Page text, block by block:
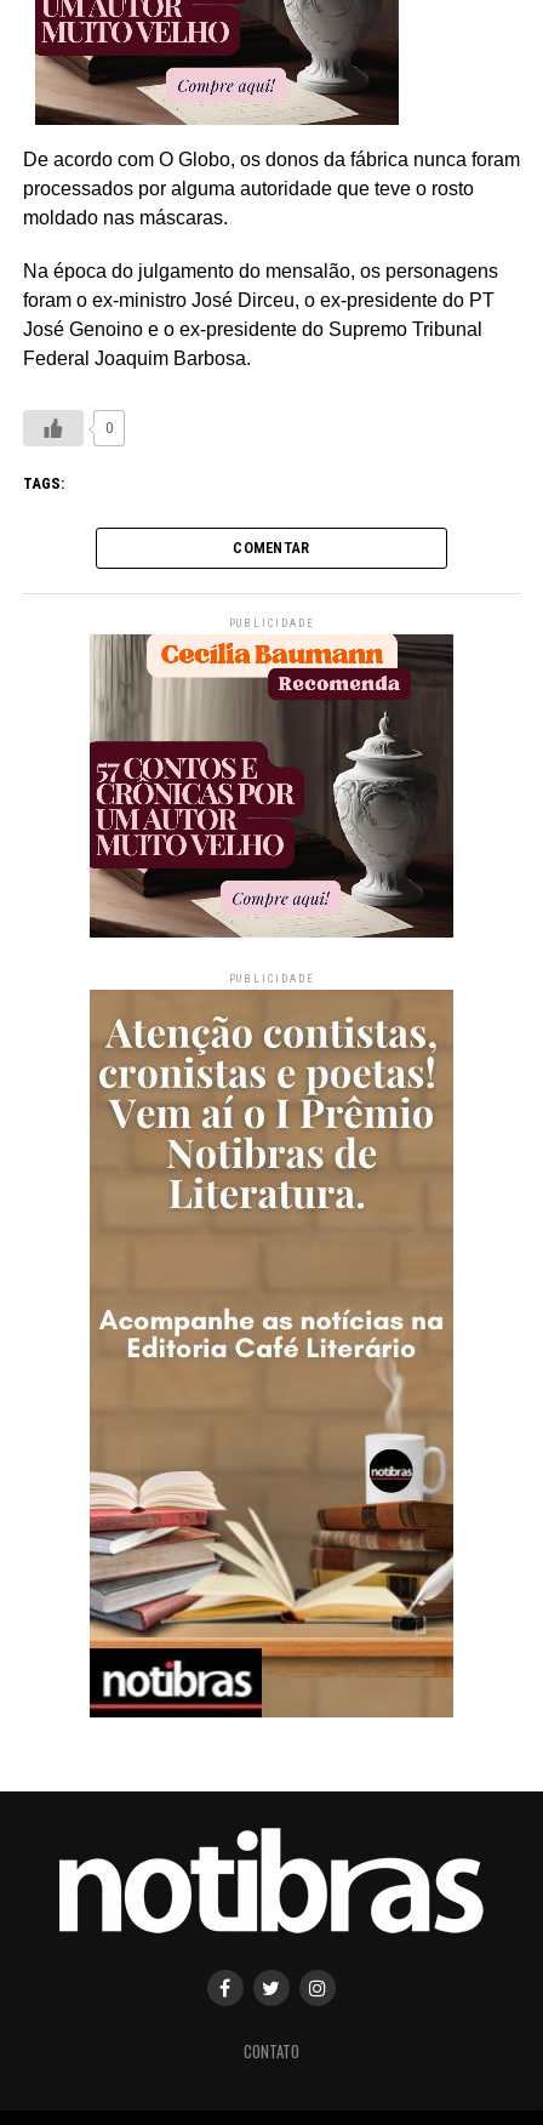
De acordo com O Globo, os donos da fábrica nunca foram
processados por alguma autoridade que teve o rosto
moldado nas máscaras.
Na época do julgamento do mensalão, os personagens
foram o ex-ministro José Dirceu, o ex-presidente do PT
José Genoino e o ex-presidente do Supremo Tribunal
Federal Joaquim Barbosa.
0
TAGS:
COMENTAR
PUBLICIDADE
PUBLICIDADE
CONTATO